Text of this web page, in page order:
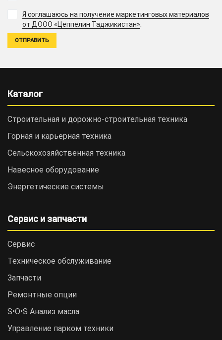
Я соглашаюсь на получение маркетинговых материалов
от ДООО «Цеппелин Таджикистан».
Каталог
Строительная и дорожно-cтроительная техника
Горная и карьерная техника
Сельскохозяйственная техника
Навесное оборудование
Энергетические системы
Сервис и запчасти
Сервис
Техническое обслуживание
Запчасти
Ремонтные опции
S•O•S Анализ масла
Управление парком техники